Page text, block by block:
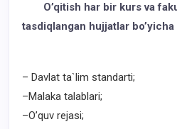
O’qitish har bir kurs va
tasdiqlangan hujjatlar
– Davlat ta`lim standarti;
–Malaka talablari;
–O’quv rejasi;